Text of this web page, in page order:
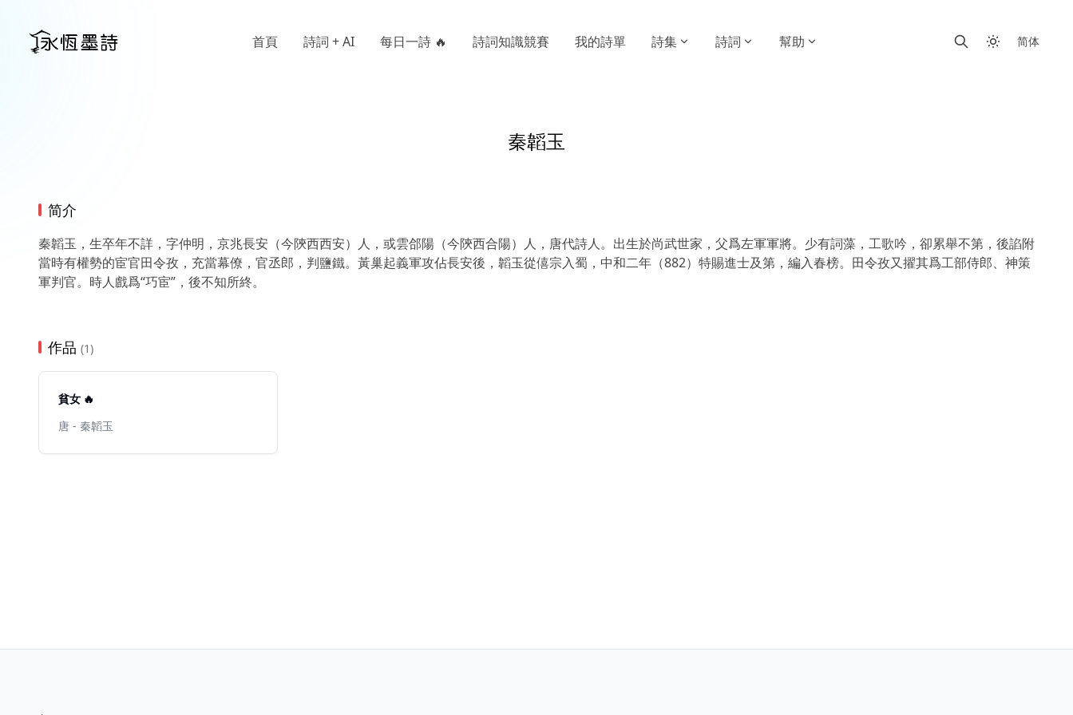
首頁 詩詞 + AI 每日一詩 🔥 詩詞知識競賽 我的詩單 詩集 詩詞 幫助 简体
秦韜玉
简介
秦韜玉，生卒年不詳，字仲明，京兆長安（今陝西西安）人，或雲郃陽（今陝西合陽）人，唐代詩人。出生於尚武世家，父爲左軍軍將。少有詞藻，工歌吟，卻累舉不第，後諂附
當時有權勢的宦官田令孜，充當幕僚，官丞郎，判鹽鐵。黃巢起義軍攻佔長安後，韜玉從僖宗入蜀，中和二年（882）特賜進士及第，編入春榜。田令孜又擢其爲工部侍郎、神策
軍判官。時人戲爲“巧宦”，後不知所終。
作品 (1)
貧女 🔥
唐 - 秦韜玉